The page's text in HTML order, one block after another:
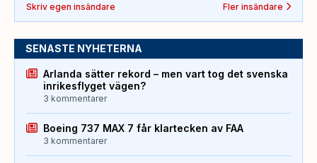
Skriv egen insändare Fler insändare
SENASTE NYHETERNA
Arlanda sätter rekord – men vart tog det svenska
inrikesflyget vägen?
3 kommentarer
Boeing 737 MAX 7 får klartecken av FAA
3 kommentarer